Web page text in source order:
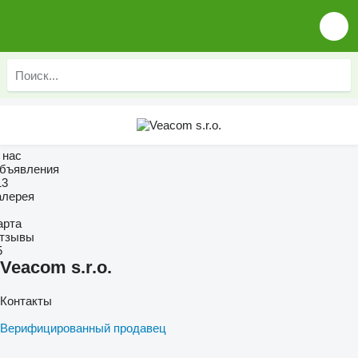
Veacom s.r.o.
Контакты
Верифицированный продавец